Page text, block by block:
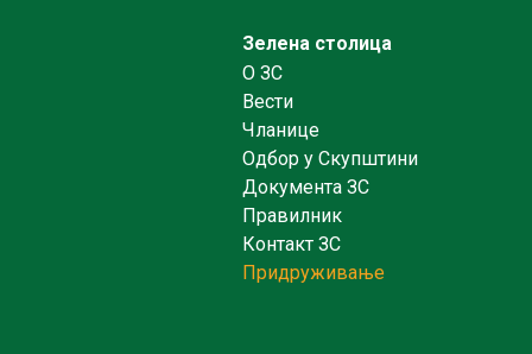
Зелена столица
O ЗС
Вести
Чланице
Одбор у Скупштини
Документа ЗС
Правилник
Контакт ЗС
Придруживање